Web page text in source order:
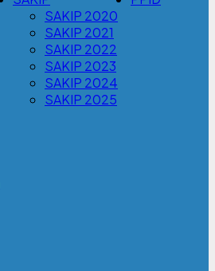
SAKIP 2020
SAKIP 2021
SAKIP 2022
SAKIP 2023
SAKIP 2024
SAKIP 2025